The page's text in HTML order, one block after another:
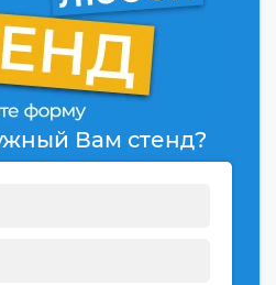
Вам стенд?